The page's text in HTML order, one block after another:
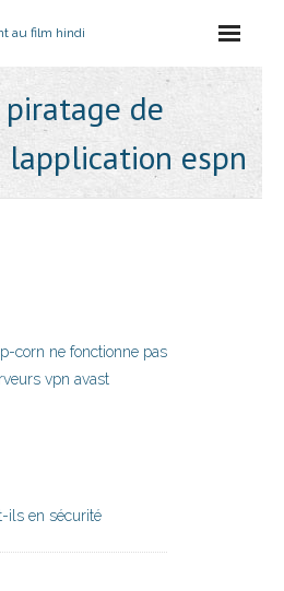
au film hindi
de
lapplication espn
corn ne fonctionne pas
vpn avast
ils en sécurité